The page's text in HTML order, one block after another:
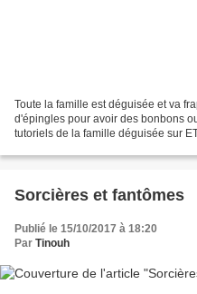
Toute la famille est déguisée et va
d'épingles pour avoir des bonbons
tutoriels de la famille déguisée sur
Sorcières et fantômes
Publié le 15/10/2017 à 18:20
Par Tinouh